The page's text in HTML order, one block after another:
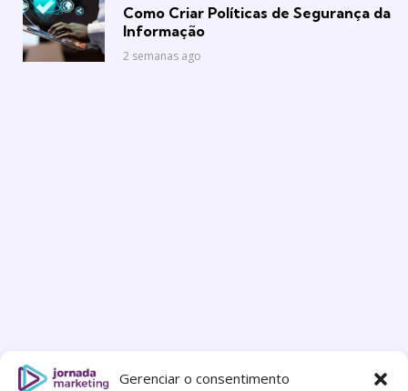
Gerenciar o consentimento
Como Criar Políticas de Segurança da
Informação
2 semanas ago